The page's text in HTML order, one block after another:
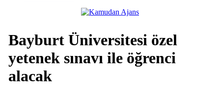
Bayburt Üniversitesi özel
yetenek sınavı ile öğrenci
alacak